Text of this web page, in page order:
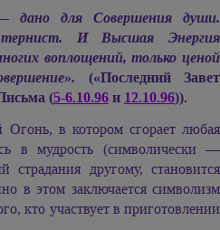
дано для Совершения души.
И Высшая Энергия
воплощений, только ценой
(«Последний Завет
(5-6.10.96и 12.10.96)).
в котором сгорает любая
в мудрость (символически —
другому, становится
в этом заключается символизм
кто участвует в приготовлении